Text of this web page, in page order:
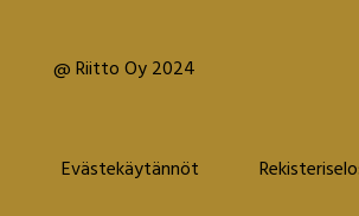
@ Riitto Oy 2024
Evästekäytännöt